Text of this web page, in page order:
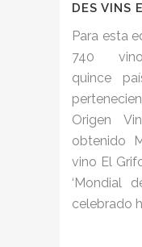
DES VINS
Para esta
740
quince
Origen
obtenido
vino El
‘Mondial
celebrado